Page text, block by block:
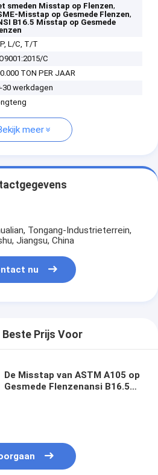
smeden Misstap op Flenzen,
Misstap op Gesmede Flenzen,
B16.5 Misstap op Gesmede
L/C, T/T
C
TON PER JAAR
30 werkdagen
meer
Tongang-Industrieterrein,
Jiangsu, China
nu
Beste Prijs Voor
De Misstap van ASTM A105 op
Gesmede Flenzenansi B16.5